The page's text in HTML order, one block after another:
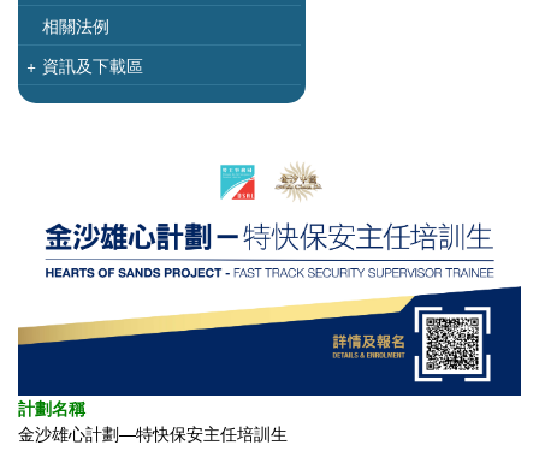
相關法例
+ 資訊及下載區
計劃名稱
金沙雄心計劃—特快保安主任培訓生